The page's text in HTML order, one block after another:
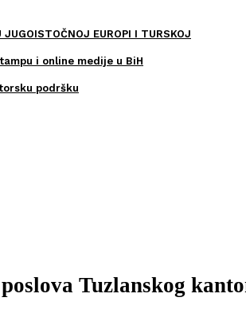
EUROPI I TURSKOJ
i online medije u BiH
podršku
Tuzlanskog